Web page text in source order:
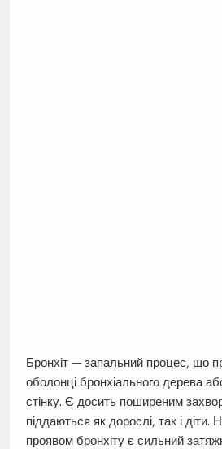
Бронхіт — запальний процес, що
оболонці бронхіального дерева
стінку. Є досить поширеним
піддаються як дорослі, так і
проявом бронхіту є сильний